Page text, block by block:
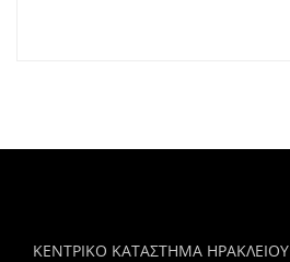
ΚΕΝΤΡΙΚΟ ΚΑΤΑΣΤΗΜΑ ΗΡΑΚΛΕΙΟΥ